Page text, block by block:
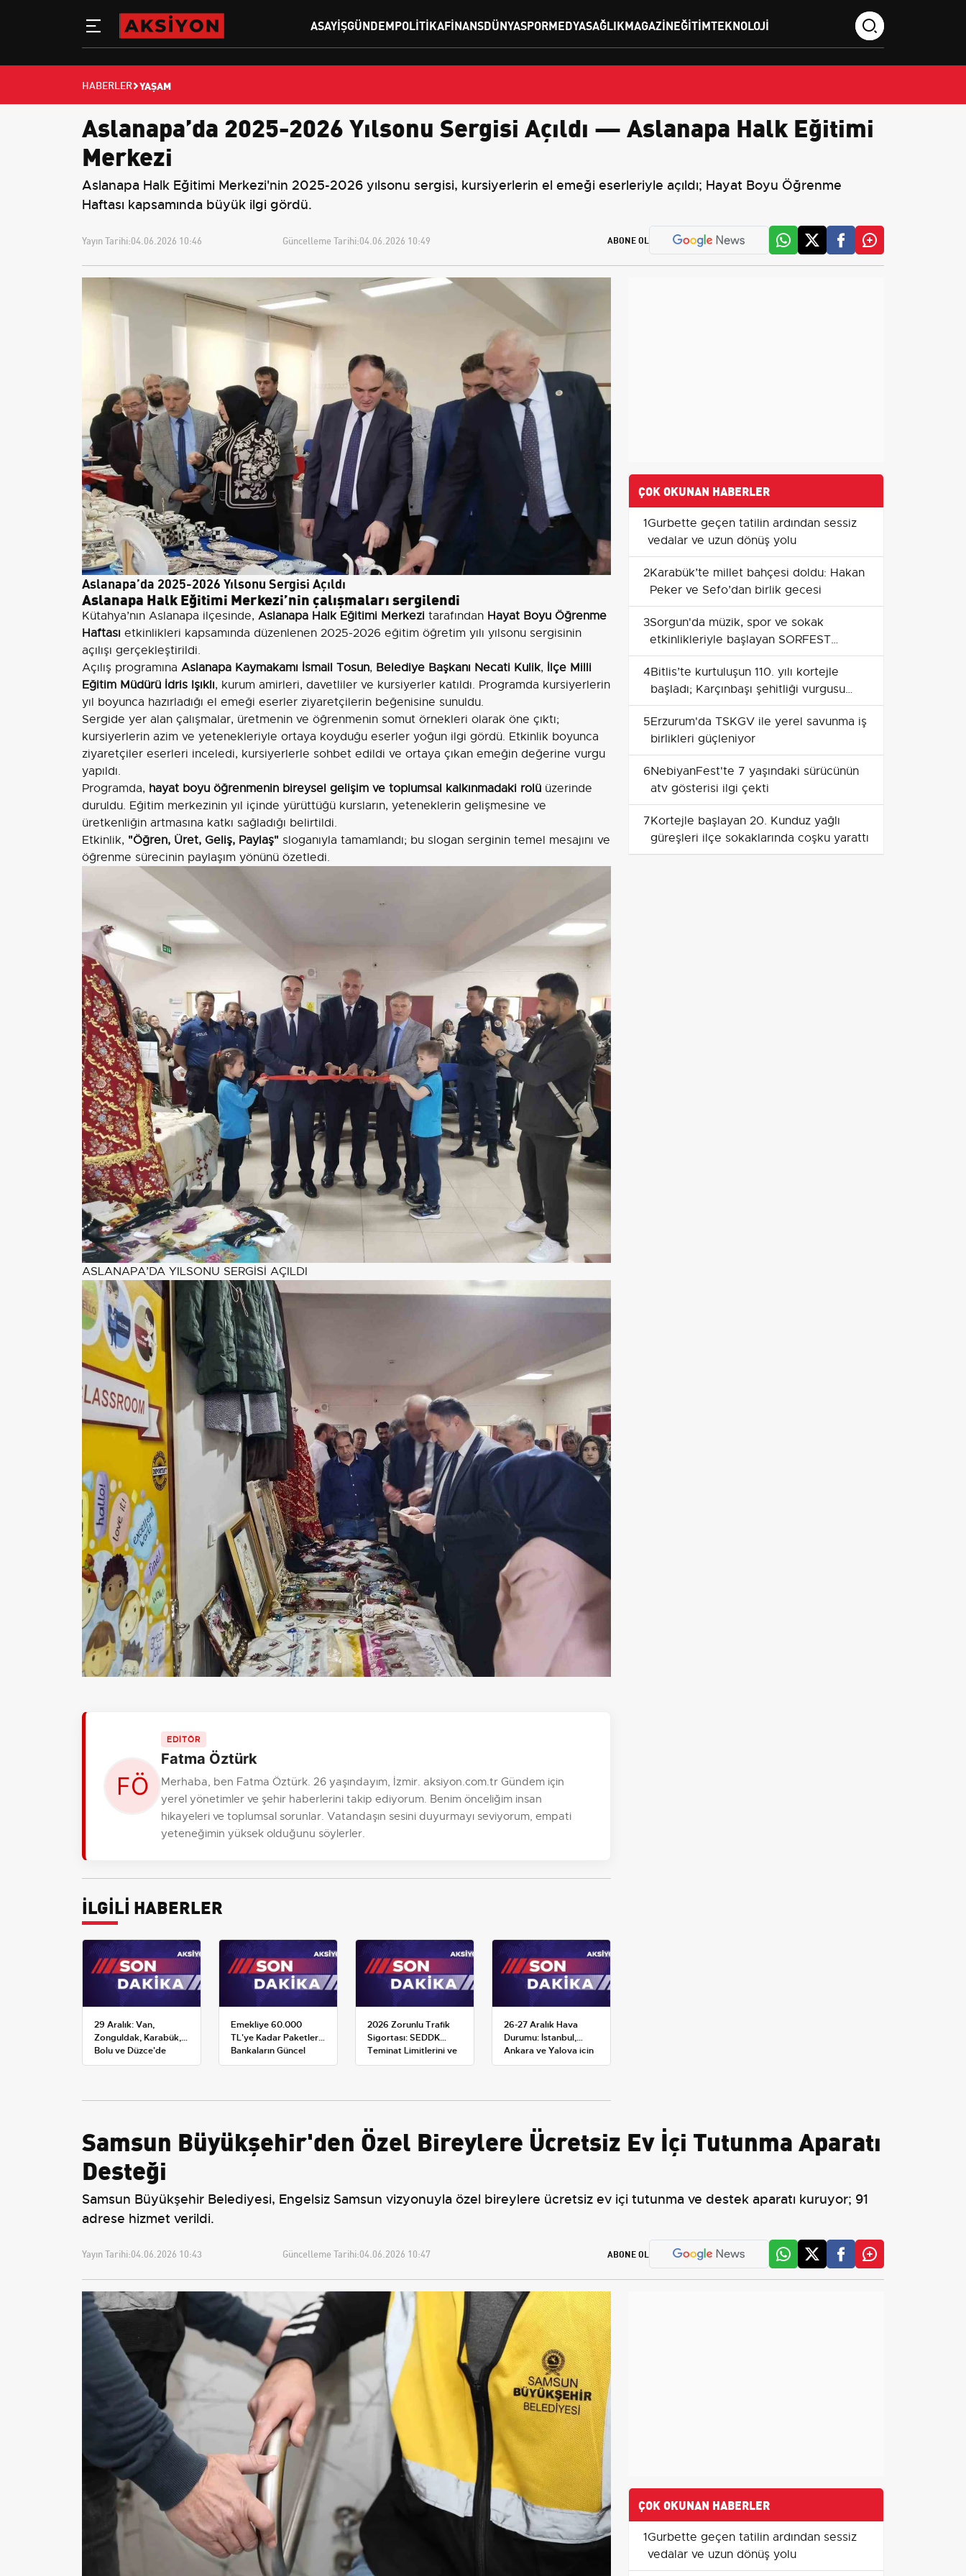
ASAYIŞGÜNDEMPOLITIKAFINANSDÜNYASPORMEDYASAĞLIKMAGAZINEĞITIMTEKNOLOJI
HABERLER YAŞAM
Aslanapa’da 2025-2026 Yılsonu Sergisi Açıldı — Aslanapa Halk Eğitimi
Merkezi
Aslanapa Halk Eğitimi Merkezi'nin 2025-2026 yılsonu sergisi, kursiyerlerin el emeği eserleriyle açıldı; Hayat Boyu Öğrenme
Haftası kapsamında büyük ilgi gördü.
Yayın Tarihi:04.06.2026 10:46 Güncelleme Tarihi:04.06.2026 10:49 ABONE OL
Aslanapa’da 2025-2026 Yılsonu Sergisi Açıldı
Aslanapa Halk Eğitimi Merkezi’nin çalışmaları sergilendi
Kütahya’nın Aslanapa ilçesinde, Aslanapa Halk Eğitimi Merkezi tarafından Hayat Boyu Öğrenme
Haftası etkinlikleri kapsamında düzenlenen 2025-2026 eğitim öğretim yılı yılsonu sergisinin
açılışı gerçekleştirildi.
Açılış programına Aslanapa Kaymakamı İsmail Tosun, Belediye Başkanı Necati Kulik, İlçe Milli
Eğitim Müdürü İdris Işıklı, kurum amirleri, davetliler ve kursiyerler katıldı. Programda kursiyerlerin
yıl boyunca hazırladığı el emeği eserler ziyaretçilerin beğenisine sunuldu.
Sergide yer alan çalışmalar, üretmenin ve öğrenmenin somut örnekleri olarak öne çıktı;
kursiyerlerin azim ve yetenekleriyle ortaya koyduğu eserler yoğun ilgi gördü. Etkinlik boyunca
ziyaretçiler eserleri inceledi, kursiyerlerle sohbet edildi ve ortaya çıkan emeğin değerine vurgu
yapıldı.
Programda, hayat boyu öğrenmenin bireysel gelişim ve toplumsal kalkınmadaki rolü üzerinde
duruldu. Eğitim merkezinin yıl içinde yürüttüğü kursların, yeteneklerin gelişmesine ve
üretkenliğin artmasına katkı sağladığı belirtildi.
Etkinlik, "Öğren, Üret, Geliş, Paylaş" sloganıyla tamamlandı; bu slogan serginin temel mesajını ve
öğrenme sürecinin paylaşım yönünü özetledi.
ASLANAPA’DA YILSONU SERGİSİ AÇILDI
EDİTÖR
Fatma Öztürk
Merhaba, ben Fatma Öztürk. 26 yaşındayım, İzmir. aksiyon.com.tr Gündem için
yerel yönetimler ve şehir haberlerini takip ediyorum. Benim önceliğim insan
hikayeleri ve toplumsal sorunlar. Vatandaşın sesini duyurmayı seviyorum, empati
yeteneğimin yüksek olduğunu söylerler.
İLGİLİ HABERLER
29 Aralık: Van,
Zonguldak, Karabük,
Bolu ve Düzce'de
okullar tatil —
Emekliye 60.000
TL'ye Kadar Paketler:
Bankaların Güncel
Promosyon ve Ek
2026 Zorunlu Trafik
Sigortası: SEDDK
Teminat Limitlerini ve
Çoklu Araç Tarifesini
26-27 Aralık Hava
Durumu: İstanbul,
Ankara ve Yalova için
Kar Tahminleri
ÇOK OKUNAN HABERLER
1Gurbette geçen tatilin ardından sessiz
vedalar ve uzun dönüş yolu
2Karabük’te millet bahçesi doldu: Hakan
Peker ve Sefo’dan birlik gecesi
3Sorgun'da müzik, spor ve sokak
etkinlikleriyle başlayan SORFEST
coşkuya dönüştü
4Bitlis’te kurtuluşun 110. yılı kortejle
başladı; Karçınbaşı şehitliği vurgusu
öne çıktı
5Erzurum'da TSKGV ile yerel savunma iş
birlikleri güçleniyor
6NebiyanFest'te 7 yaşındaki sürücünün
atv gösterisi ilgi çekti
7Kortejle başlayan 20. Kunduz yağlı
güreşleri ilçe sokaklarında coşku yarattı
Samsun Büyükşehir'den Özel Bireylere Ücretsiz Ev İçi Tutunma Aparatı
Desteği
Samsun Büyükşehir Belediyesi, Engelsiz Samsun vizyonuyla özel bireylere ücretsiz ev içi tutunma ve destek aparatı kuruyor; 91
adrese hizmet verildi.
Yayın Tarihi:04.06.2026 10:43 Güncelleme Tarihi:04.06.2026 10:47 ABONE OL
ÇOK OKUNAN HABERLER
1Gurbette geçen tatilin ardından sessiz
vedalar ve uzun dönüş yolu